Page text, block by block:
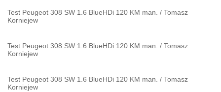
Test Peugeot 308 SW 1.6 BlueHDi 120 KM man. / Tomasz
Korniejew
Test Peugeot 308 SW 1.6 BlueHDi 120 KM man. / Tomasz
Korniejew
Test Peugeot 308 SW 1.6 BlueHDi 120 KM man. / Tomasz
Korniejew